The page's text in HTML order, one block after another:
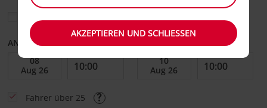
ANFANGSDATUM
Fahrer über 25
AKZEPTIEREN UND SCHLIESSEN